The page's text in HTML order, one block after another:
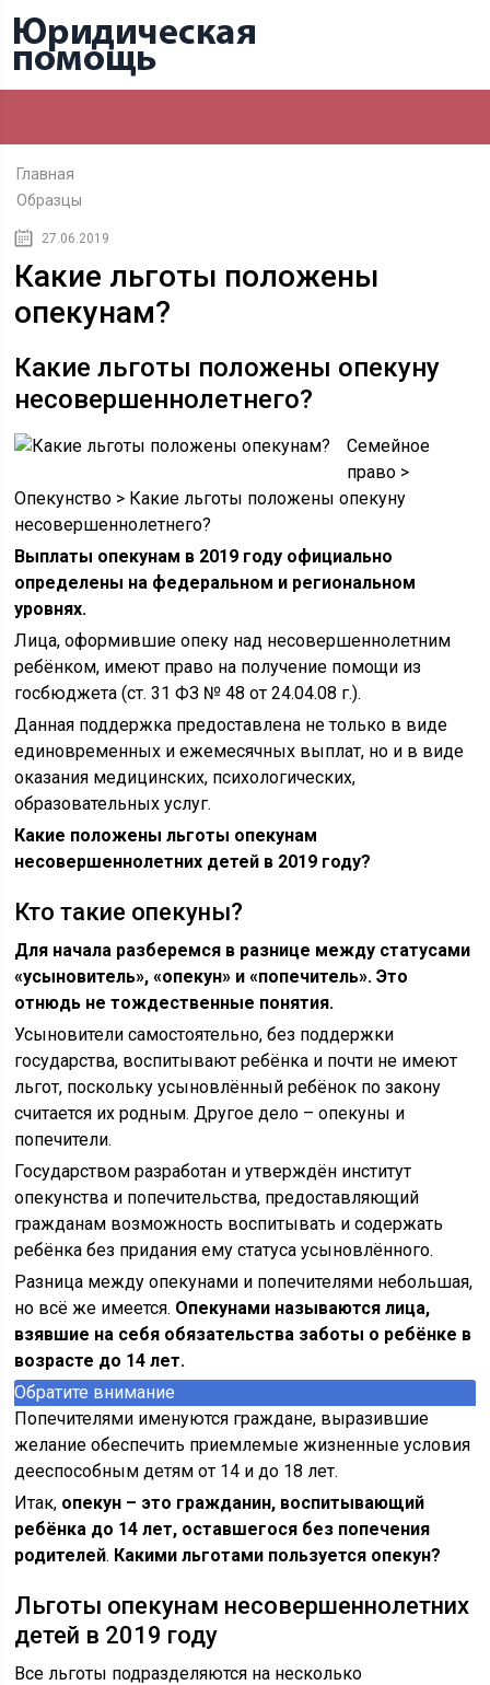
Главная
Образцы
27.06.2019
Какие льготы положены
опекунам?
Какие льготы положены опекуну
несовершеннолетнего?
Семейное
право >
Опекунство > Какие льготы положены опекуну
несовершеннолетнего?
Выплаты опекунам в 2019 году официально
определены на федеральном и региональном
уровнях.
Лица, оформившие опеку над несовершеннолетним
ребёнком, имеют право на получение помощи из
госбюджета (ст. 31 ФЗ № 48 от 24.04.08 г.).
Данная поддержка предоставлена не только в виде
единовременных и ежемесячных выплат, но и в виде
оказания медицинских, психологических,
образовательных услуг.
Какие положены льготы опекунам
несовершеннолетних детей в 2019 году?
Кто такие опекуны?
Для начала разберемся в разнице между статусами
«усыновитель», «опекун» и «попечитель». Это
отнюдь не тождественные понятия.
Усыновители самостоятельно, без поддержки
государства, воспитывают ребёнка и почти не имеют
льгот, поскольку усыновлённый ребёнок по закону
считается их родным. Другое дело – опекуны и
попечители.
Государством разработан и утверждён институт
опекунства и попечительства, предоставляющий
гражданам возможность воспитывать и содержать
ребёнка без придания ему статуса усыновлённого.
Разница между опекунами и попечителями небольшая,
но всё же имеется. Опекунами называются лица,
взявшие на себя обязательства заботы о ребёнке в
возрасте до 14 лет.
Обратите внимание
Попечителями именуются граждане, выразившие
желание обеспечить приемлемые жизненные условия
дееспособным детям от 14 и до 18 лет.
Итак, опекун – это гражданин, воспитывающий
ребёнка до 14 лет, оставшегося без попечения
родителей. Какими льготами пользуется опекун?
Льготы опекунам несовершеннолетних
детей в 2019 году
Все льготы подразделяются на несколько